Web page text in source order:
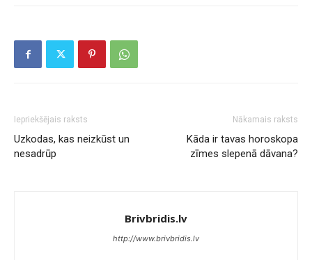
Iepriekšējais raksts
Uzkodas, kas neizkūst un
nesadrūp
Nākamais raksts
Kāda ir tavas horoskopa
zīmes slepenā dāvana?
Brivbridis.lv
http://www.brivbridis.lv